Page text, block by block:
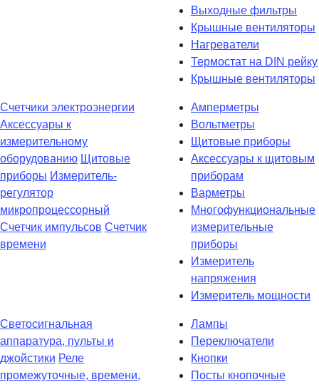
Выходные фильтры
Крышные вентиляторы
Нагреватели
Термостат на DIN рейку
Крышные вентиляторы
Счетчики электроэнергии
Аксессуары к
измерительному
оборудованию Щитовые
приборы Измеритель-
регулятор
микропроцессорный
Счетчик импульсов Счетчик
времени
Амперметры
Вольтметры
Щитовые приборы
Аксессуары к щитовым
приборам
Варметры
Многофункциональные
измерительные
приборы
Измеритель
напряжения
Измеритель мощности
Светосигнальная
аппаратура, пульты и
джойстики Реле
промежуточные, времени,
Лампы
Переключатели
Кнопки
Посты кнопочные